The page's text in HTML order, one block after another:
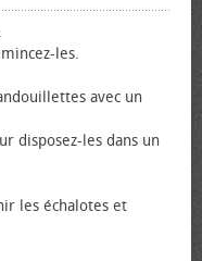
les.
avec un
disposez-les dans un
les échalotes et